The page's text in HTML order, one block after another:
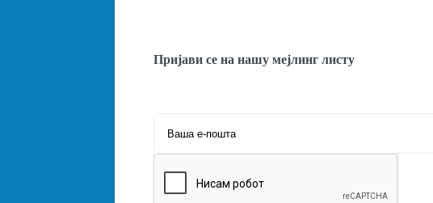
Пријави се на нашу мејлинг листу